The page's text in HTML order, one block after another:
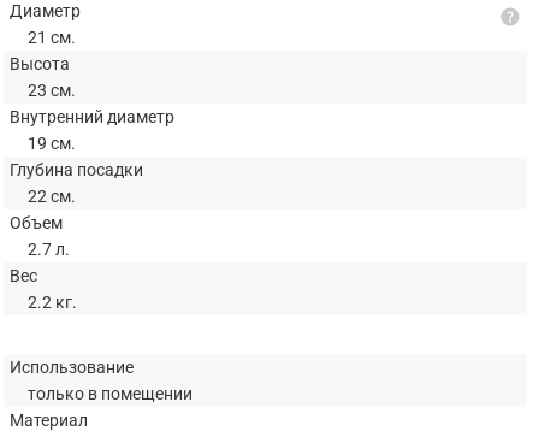
Диаметр
21 см.
Высота
23 см.
Внутренний диаметр
19 см.
Глубина посадки
22 см.
Объем
2.7 л.
Вес
2.2 кг.
help
Использование
только в помещении
Материал